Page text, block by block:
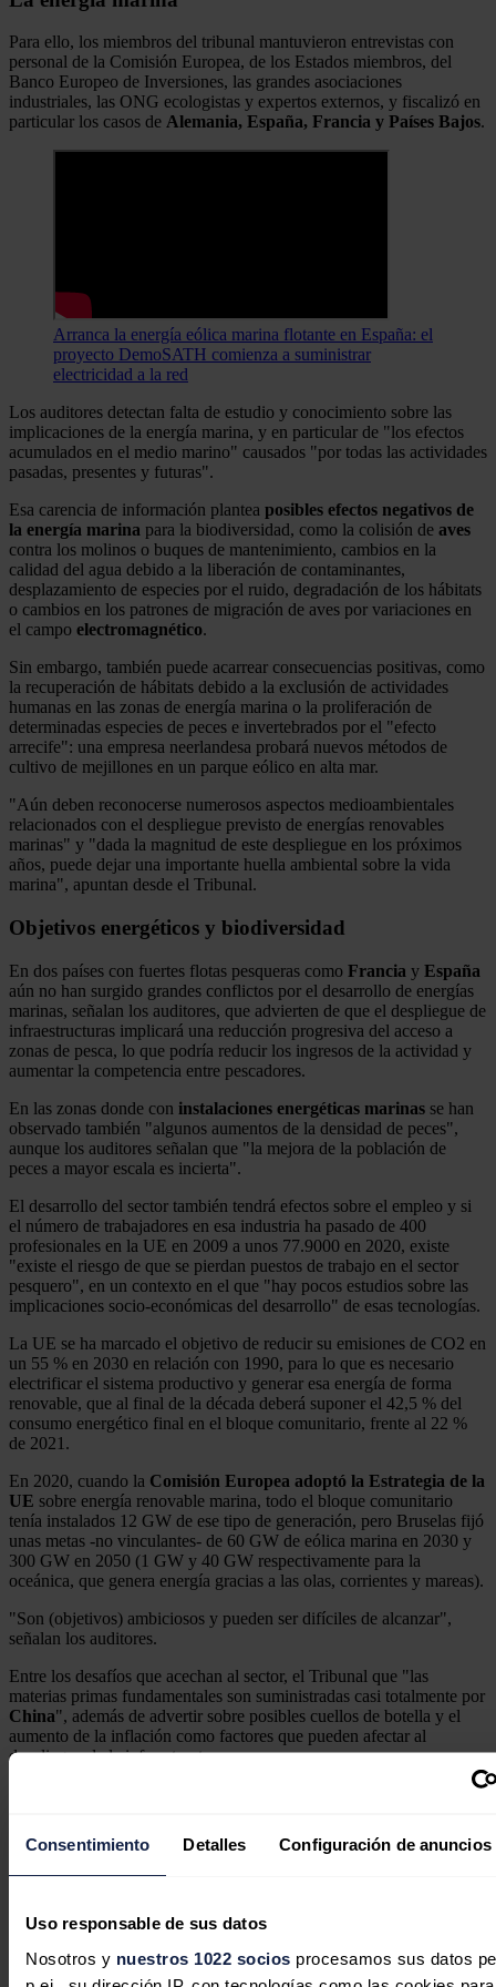
Consentimiento Detalles Configuración de anuncios
Uso responsable de sus datos
Nosotros y nuestros 1022 socios procesamos sus datos
Para ello, los miembros del tribunal mantuvieron entrevistas con
personal de la Comisión Europea, de los Estados miembros, del
Banco Europeo de Inversiones, las grandes asociaciones
industriales, las ONG ecologistas y expertos externos, y fiscalizó en
particular los casos de Alemania, España, Francia y Países Bajos.
Arranca la energía eólica marina flotante en España: el
proyecto DemoSATH comienza a suministrar
electricidad a la red
Los auditores detectan falta de estudio y conocimiento sobre las
implicaciones de la energía marina, y en particular de "los efectos
acumulados en el medio marino" causados "por todas las actividades
pasadas, presentes y futuras".
Esa carencia de información plantea posibles efectos negativos de
la energía marina para la biodiversidad, como la colisión de aves
contra los molinos o buques de mantenimiento, cambios en la
calidad del agua debido a la liberación de contaminantes,
desplazamiento de especies por el ruido, degradación de los hábitats
o cambios en los patrones de migración de aves por variaciones en
el campo electromagnético.
Sin embargo, también puede acarrear consecuencias positivas, como
la recuperación de hábitats debido a la exclusión de actividades
humanas en las zonas de energía marina o la proliferación de
determinadas especies de peces e invertebrados por el "efecto
arrecife": una empresa neerlandesa probará nuevos métodos de
cultivo de mejillones en un parque eólico en alta mar.
"Aún deben reconocerse numerosos aspectos medioambientales
relacionados con el despliegue previsto de energías renovables
marinas" y "dada la magnitud de este despliegue en los próximos
años, puede dejar una importante huella ambiental sobre la vida
marina", apuntan desde el Tribunal.
Objetivos energéticos y biodiversidad
En dos países con fuertes flotas pesqueras como Francia y España
aún no han surgido grandes conflictos por el desarrollo de energías
marinas, señalan los auditores, que advierten de que el despliegue de
infraestructuras implicará una reducción progresiva del acceso a
zonas de pesca, lo que podría reducir los ingresos de la actividad y
aumentar la competencia entre pescadores.
En las zonas donde con instalaciones energéticas marinas se han
observado también "algunos aumentos de la densidad de peces",
aunque los auditores señalan que "la mejora de la población de
peces a mayor escala es incierta".
El desarrollo del sector también tendrá efectos sobre el empleo y si
el número de trabajadores en esa industria ha pasado de 400
profesionales en la UE en 2009 a unos 77.9000 en 2020, existe
"existe el riesgo de que se pierdan puestos de trabajo en el sector
pesquero", en un contexto en el que "hay pocos estudios sobre las
implicaciones socio-económicas del desarrollo" de esas tecnologías.
La UE se ha marcado el objetivo de reducir su emisiones de CO2 en
un 55 % en 2030 en relación con 1990, para lo que es necesario
electrificar el sistema productivo y generar esa energía de forma
renovable, que al final de la década deberá suponer el 42,5 % del
consumo energético final en el bloque comunitario, frente al 22 %
de 2021.
En 2020, cuando la Comisión Europea adoptó la Estrategia de la
UE sobre energía renovable marina, todo el bloque comunitario
tenía instalados 12 GW de ese tipo de generación, pero Bruselas fijó
unas metas -no vinculantes- de 60 GW de eólica marina en 2030 y
300 GW en 2050 (1 GW y 40 GW respectivamente para la
oceánica, que genera energía gracias a las olas, corrientes y mareas).
"Son (objetivos) ambiciosos y pueden ser difíciles de alcanzar",
señalan los auditores.
Entre los desafíos que acechan al sector, el Tribunal que "las
materias primas fundamentales son suministradas casi totalmente por
China", además de advertir sobre posibles cuellos de botella y el
aumento de la inflación como factores que pueden afectar al
despliegue de la infraestructura.